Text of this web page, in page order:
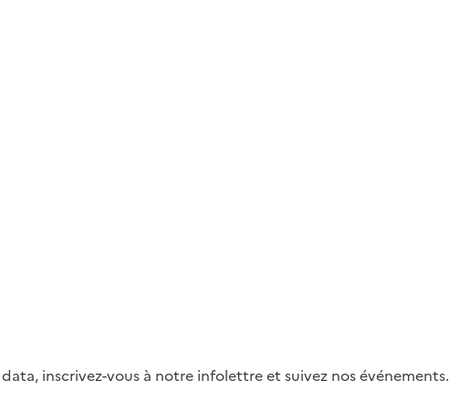
inscrivez-vous à notre infolettre et suivez nos événements.